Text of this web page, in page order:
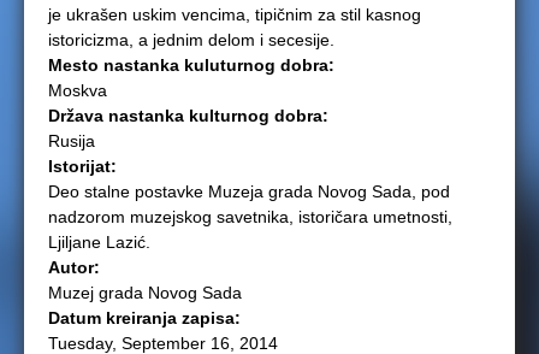
je ukrašen uskim vencima, tipičnim za stil kasnog
istoricizma, a jednim delom i secesije.
Mesto nastanka kuluturnog dobra:
Moskva
Država nastanka kulturnog dobra:
Rusija
Istorijat:
Deo stalne postavke Muzeja grada Novog Sada, pod
nadzorom muzejskog savetnika, istoričara umetnosti,
Ljiljane Lazić.
Autor:
Muzej grada Novog Sada
Datum kreiranja zapisa:
Tuesday, September 16, 2014